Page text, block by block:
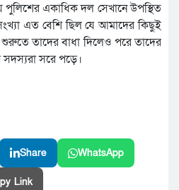
একাধিক দল সেখানে উপস্থিত
এত বেশি ছিল যে আমাদের কিছুই
তাদের বাধা দিলেও পরে তাদের
সদস্যরা সরে পড়ে।
Share WhatsApp
Link